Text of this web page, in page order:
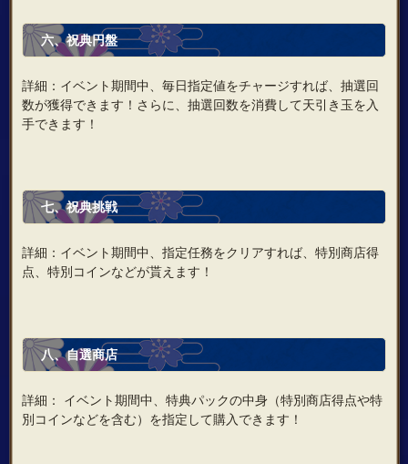
六、祝典円盤
詳細：イベント期間中、毎日指定値をチャージすれば、抽選回
数が獲得できます！さらに、抽選回数を消費して天引き玉を入
手できます！
七、祝典挑戦
詳細：イベント期間中、指定任務をクリアすれば、特別商店得
点、特別コインなどが貰えます！
八、自選商店
詳細： イベント期間中、特典パックの中身（特別商店得点や特
別コインなどを含む）を指定して購入できます！